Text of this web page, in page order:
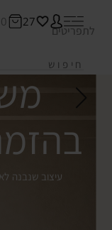
27
0
לתפריטים
עיצוב שנבנה